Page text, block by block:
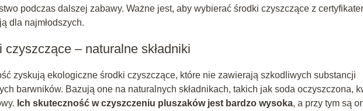
podczas dalszej zabawy. Ważne jest, aby wybierać środki czyszczące z
dla najmłodszych.
– naturalne składniki
zyskują ekologiczne środki czyszczące, które nie zawierają szkodliwych substancji
barwników. Bazują one na naturalnych składnikach, takich jak soda oczyszczona,
Ich skuteczność w czyszczeniu pluszaków jest bardzo wysoka, a przy tym są